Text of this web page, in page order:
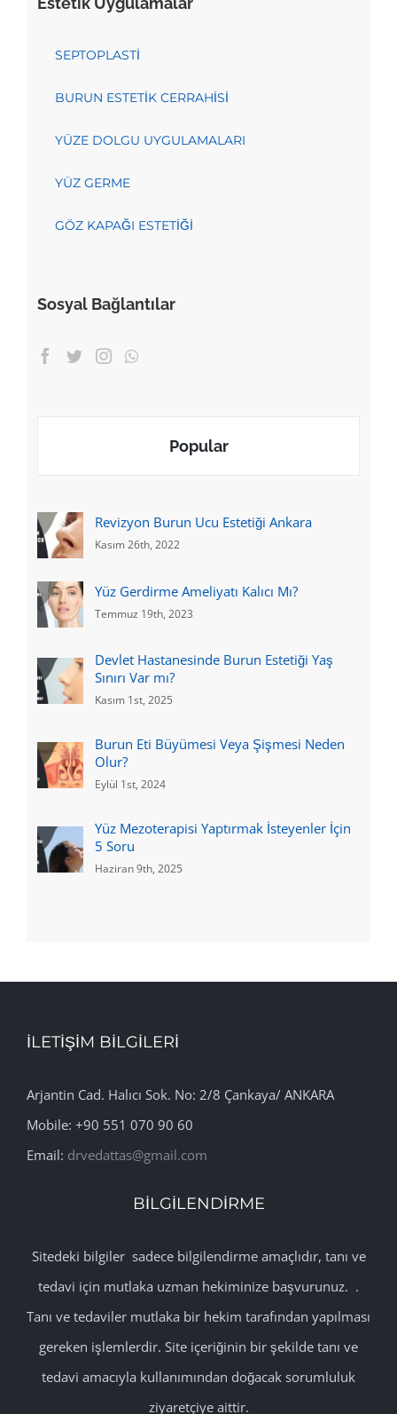
SEPTOPLASTİ
BURUN ESTETİK CERRAHİSİ
YÜZE DOLGU UYGULAMALARI
YÜZ GERME
GÖZ KAPAĞI ESTETİĞİ
Sosyal Bağlantılar
Popular
Revizyon Burun Ucu Estetiği Ankara
Kasım 26th, 2022
Yüz Gerdirme Ameliyatı Kalıcı Mı?
Temmuz 19th, 2023
Devlet Hastanesinde Burun Estetiği Yaş
Sınırı Var mı?
Kasım 1st, 2025
Burun Eti Büyümesi Veya Şişmesi Neden
Olur?
Eylül 1st, 2024
Yüz Mezoterapisi Yaptırmak İsteyenler İçin
5 Soru
Haziran 9th, 2025
İLETİŞİM BİLGİLERİ
Arjantin Cad. Halıcı Sok. No: 2/8 Çankaya/ ANKARA
Mobile: +90 551 070 90 60
Email: drvedattas@gmail.com
BİLGİLENDİRME
Sitedeki bilgiler sadece bilgilendirme amaçlıdır, tanı ve
tedavi için mutlaka uzman hekiminize başvurunuz. .
Tanı ve tedaviler mutlaka bir hekim tarafından yapılması
gereken işlemlerdir. Site içeriğinin bir şekilde tanı ve
tedavi amacıyla kullanımından doğacak sorumluluk
ziyaretçiye aittir.